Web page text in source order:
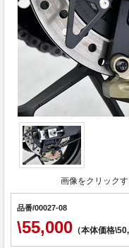
画像をクリック
品番/00027-08
\55,000 （本体価格